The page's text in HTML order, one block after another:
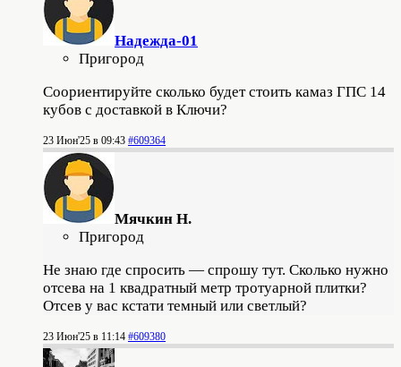
Надежда-01
Пригород
Соориентируйте сколько будет стоить камаз ГПС 14
кубов с доставкой в Ключи?
23 Июн'25 в 09:43 #609364
Мячкин Н.
Пригород
Не знаю где спросить — спрошу тут. Сколько нужно
отсева на 1 квадратный метр тротуарной плитки?
Отсев у вас кстати темный или светлый?
23 Июн'25 в 11:14 #609380